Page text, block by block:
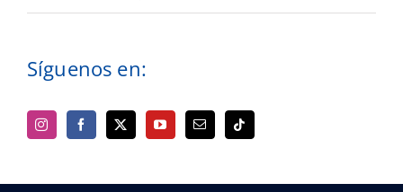
Síguenos en: